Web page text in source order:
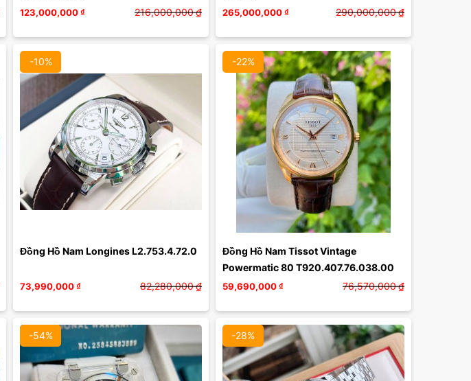
123,000,000₫ 216,000,000₫ 265,000,000₫ 290,000,000₫
-10%
Đồng Hồ Nam Longines L2.753.4.72.0
73,990,000₫ 82,280,000₫
-22%
Đồng Hồ Nam Tissot Vintage
Powermatic 80 T920.407.76.038.00
59,690,000₫ 76,570,000₫
-54%
Màu mặt:
-28%
Màu mặt:
Xóa